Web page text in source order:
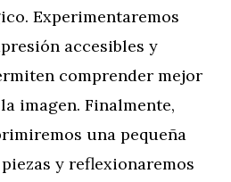
Experimentaremos
accesibles y
comprender mejor
imagen. Finalmente,
una pequeña
y reflexionaremos